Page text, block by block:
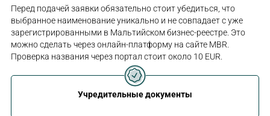
Перед подачей заявки обязательно стоит убедиться, что
выбранное наименование уникально и не совпадает с уже
зарегистрированными в Мальтийском бизнес-реестре. Это
можно сделать через онлайн-платформу на сайте MBR.
Проверка названия через портал стоит около 10 EUR.
Учредительные документы